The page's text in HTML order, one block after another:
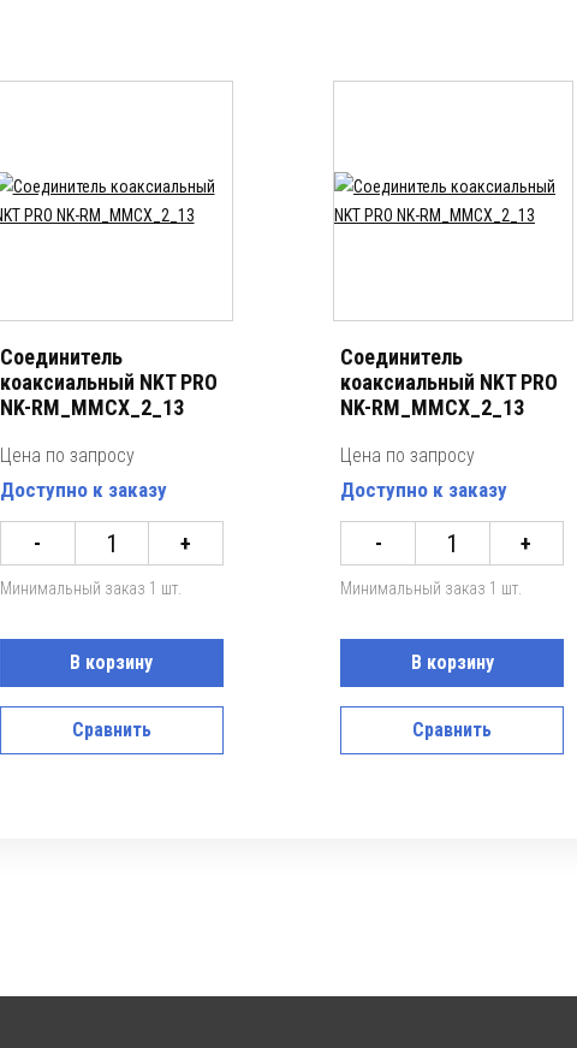
Соединитель
коаксиальный NKT PRO
NK-RM_MMCX_2_13
Цена по запросу
Доступно к заказу
- 1 +
Минимальный заказ 1 шт.
В корзину
Сравнить
Соединитель
коаксиальный NKT PRO
NK-RM_MMCX_2_13
Цена по запросу
Доступно к заказу
- 1 +
Минимальный заказ 1 шт.
В корзину
Сравнить